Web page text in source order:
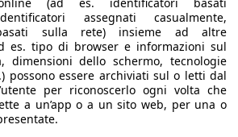
h)
193 km/h
7
170 nm
999 ccm
Elettrica/Benzina
Automatico
assegnati casualmente,
sulla rete) insieme ad altre
es. tipo di browser e informazioni sul
dimensioni dello schermo, tecnologie
possono essere archiviati sul o letti dal
per riconoscerlo ogni volta che
a un’app o a un sito web, per una o